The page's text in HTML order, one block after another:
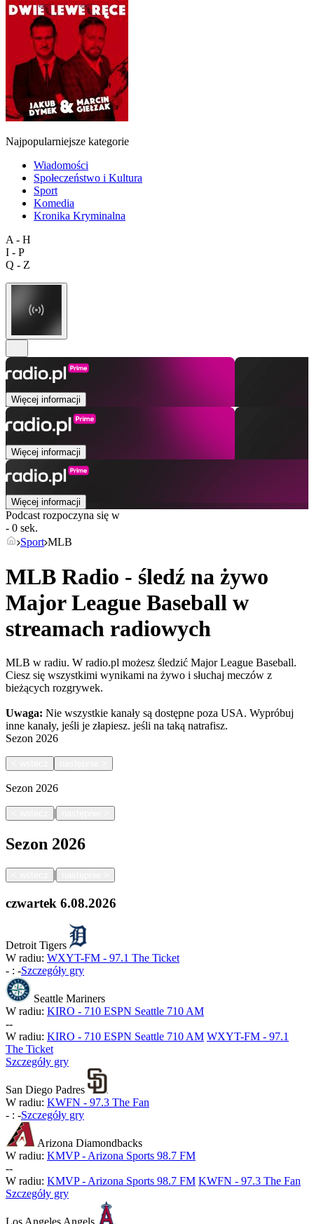
Najpopularniejsze kategorie
Wiadomości
Społeczeństwo i Kultura
Sport
Komedia
Kronika Kryminalna
A - H
I - P
Q - Z
Więcej informacji
Więcej informacji
Więcej informacji
Podcast rozpoczyna się w
- 0 sek.
Sport MLB
MLB Radio - śledź na żywo
Major League Baseball w
streamach radiowych
MLB w radiu. W radio.pl możesz śledzić Major League Baseball.
Ciesz się wszystkimi wynikami na żywo i słuchaj meczów z
bieżących rozgrywek.
Uwaga: Nie wszystkie kanały są dostępne poza USA. Wypróbuj
inne kanały, jeśli je złapiesz. jeśli na taką natrafisz.
Sezon 2026
Sezon 2026
|
Sezon 2026
|
czwartek 6.08.2026
Detroit Tigers
W radiu: WXYT-FM - 97.1 The Ticket
- : -Szczegóły gry
Seattle Mariners
W radiu: KIRO - 710 ESPN Seattle 710 AM
--
W radiu: KIRO - 710 ESPN Seattle 710 AM WXYT-FM - 97.1
The Ticket
Szczegóły gry
San Diego Padres
W radiu: KWFN - 97.3 The Fan
- : -Szczegóły gry
Arizona Diamondbacks
W radiu: KMVP - Arizona Sports 98.7 FM
--
W radiu: KMVP - Arizona Sports 98.7 FM KWFN - 97.3 The Fan
Szczegóły gry